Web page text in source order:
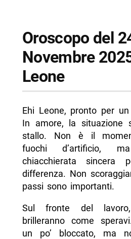
Oroscopo del
Novembre
Leone
Ehi Leone, pronto per un
In amore, la situazione
stallo. Non è il
fuochi d’artificio,
chiacchierata sincera
differenza. Non
passi sono importanti.
Sul fronte del
brilleranno come
un po’ bloccato, ma